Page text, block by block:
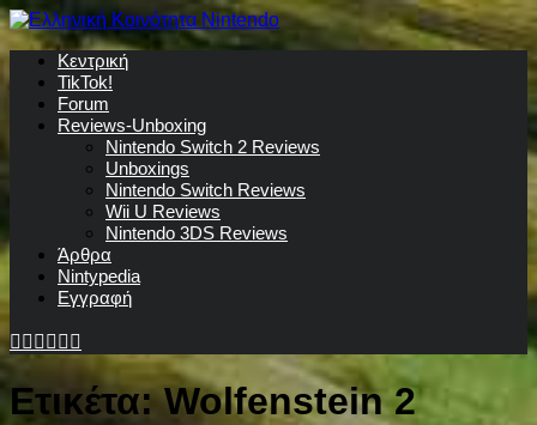
Κεντρική
TikTok!
Forum
Reviews-Unboxing
Nintendo Switch 2 Reviews
Unboxings
Nintendo Switch Reviews
Wii U Reviews
Nintendo 3DS Reviews
Άρθρα
Nintypedia
Εγγραφή
Ετικέτα:Wolfenstein 2